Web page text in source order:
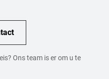
Ons team is er om u te